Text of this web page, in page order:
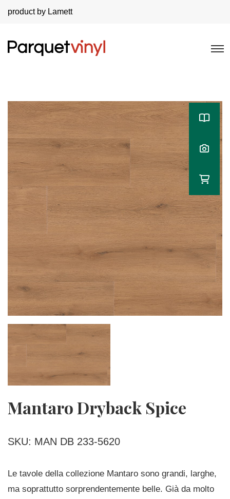
product by Lamett
Mantaro Dryback Spice
SKU: MAN DB 233-5620
Le tavole della collezione Mantaro sono grandi, larghe,
ma soprattutto sorprendentemente belle. Già da molto